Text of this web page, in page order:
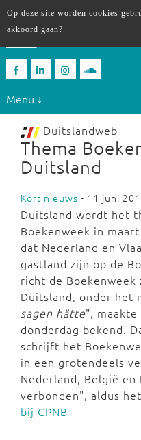
Menu ↓
Duitslandweb
Thema
Duitsland
Kort nieuws - 11 juni
Duitsland wordt het
Boekenweek in
dat Nederland en
gastland zijn op de
richt de
Duitsland, onder het
sagen hätte", maakte
donderdag bekend.
schrijft het
in een grotendeels
Nederland, België
verbonden", aldus
bij CPNB
Op deze site worden cookies
akkoord gaan?